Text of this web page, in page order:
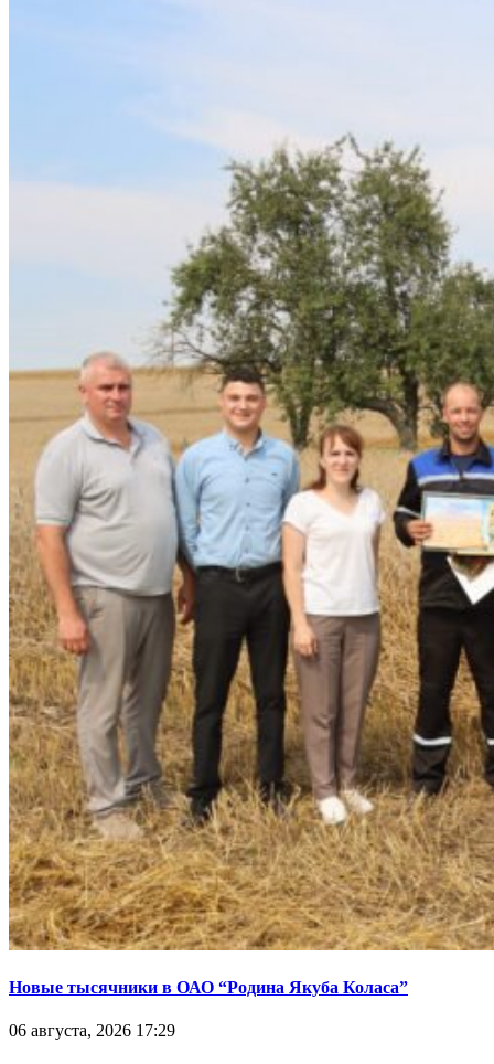
Новые тысячники в ОАО “Родина Якуба Коласа”
06 августа, 2026 17:29